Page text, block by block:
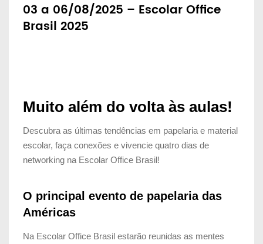
03 a 06/08/2025 – Escolar Office
Brasil 2025
Muito além do volta às aulas!
Descubra as últimas tendências em papelaria e material
escolar, faça conexões e vivencie quatro dias de
networking na Escolar Office Brasil!
O principal evento de papelaria das
Américas
Na Escolar Office Brasil estarão reunidas as mentes